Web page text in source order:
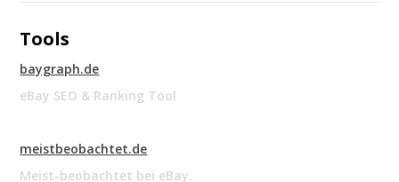
Tools
baygraph.de
eBay SEO & Ranking Tool
meistbeobachtet.de
Meist-beobachtet bei eBay.